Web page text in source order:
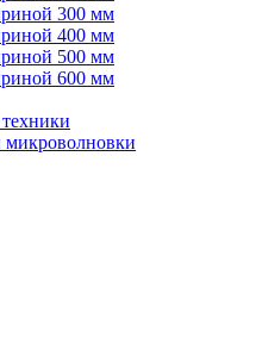
300 мм
400 мм
500 мм
600 мм